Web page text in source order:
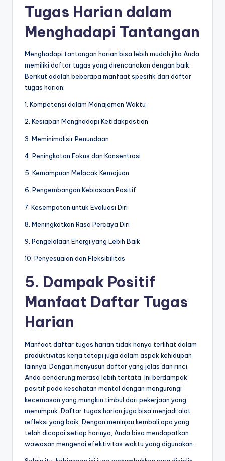
Tugas Harian dalam
Menghadapi Tantangan
Menghadapi tantangan harian bisa lebih mudah jika Anda
memiliki daftar tugas yang direncanakan dengan baik.
Berikut adalah beberapa manfaat spesifik dari daftar
tugas harian:
1. Kompetensi dalam Manajemen Waktu
2. Kesiapan Menghadapi Ketidakpastian
3. Meminimalisir Penundaan
4. Peningkatan Fokus dan Konsentrasi
5. Kemampuan Melacak Kemajuan
6. Pengembangan Kebiasaan Positif
7. Kesempatan untuk Evaluasi Diri
8. Meningkatkan Rasa Percaya Diri
9. Pengelolaan Energi yang Lebih Baik
10. Penyesuaian dan Fleksibilitas
5. Dampak Positif
Manfaat Daftar Tugas
Harian
Manfaat daftar tugas harian tidak hanya terlihat dalam
produktivitas kerja tetapi juga dalam aspek kehidupan
lainnya. Dengan menyusun daftar yang jelas dan rinci,
Anda cenderung merasa lebih tertata. Ini berdampak
positif pada kesehatan mental dengan mengurangi
kecemasan yang mungkin timbul dari pekerjaan yang
menumpuk. Daftar tugas harian juga bisa menjadi alat
refleksi yang baik. Dengan meninjau kembali apa yang
telah dicapai setiap harinya, Anda bisa mendapatkan
wawasan mengenai efektivitas waktu yang digunakan.